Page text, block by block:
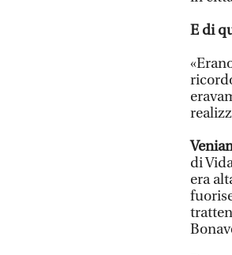
E di
di
era